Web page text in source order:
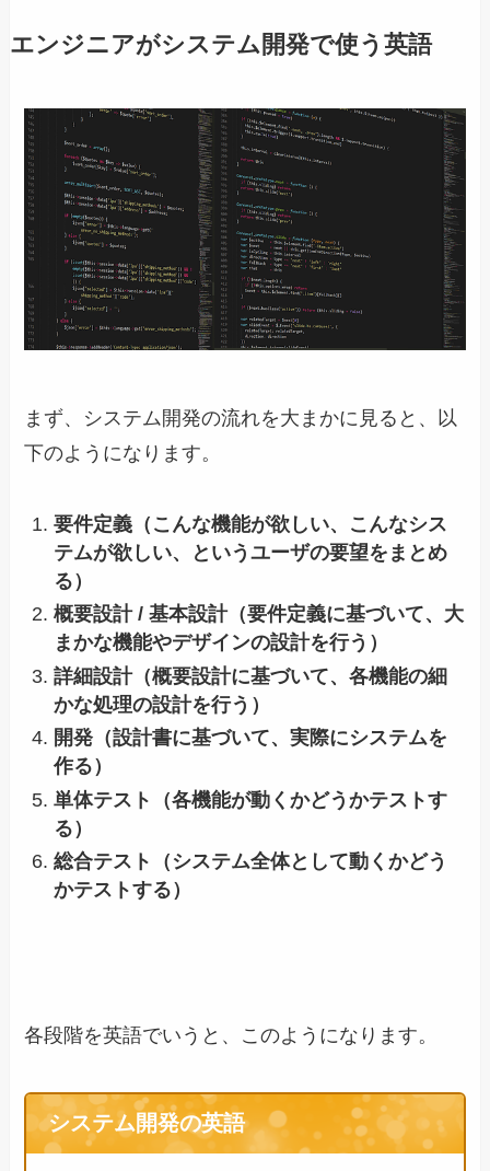
エンジニアがシステム開発で使う英語
まず、システム開発の流れを大まかに見ると、以
下のようになります。
要件定義（こんな機能が欲しい、こんなシス
テムが欲しい、というユーザの要望をまとめ
る）
概要設計 / 基本設計（要件定義に基づいて、大
まかな機能やデザインの設計を行う）
詳細設計（概要設計に基づいて、各機能の細
かな処理の設計を行う）
開発（設計書に基づいて、実際にシステムを
作る）
単体テスト（各機能が動くかどうかテストす
る）
総合テスト（システム全体として動くかどう
かテストする）
各段階を英語でいうと、このようになります。
システム開発の英語